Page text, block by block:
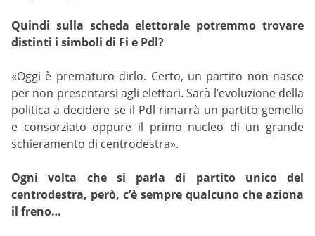
Quindi sulla scheda elettorale potremmo trovare
distinti i simboli di Fi e Pdl?
«Oggi è prematuro dirlo. Certo, un partito non nasce
per non presentarsi agli elettori. Sarà l’evoluzione della
politica a decidere se il Pdl rimarrà un partito gemello
e consorziato oppure il primo nucleo di un grande
schieramento di centrodestra».
Ogni volta che si parla di partito unico del
centrodestra, però, c’è sempre qualcuno che aziona
il freno…